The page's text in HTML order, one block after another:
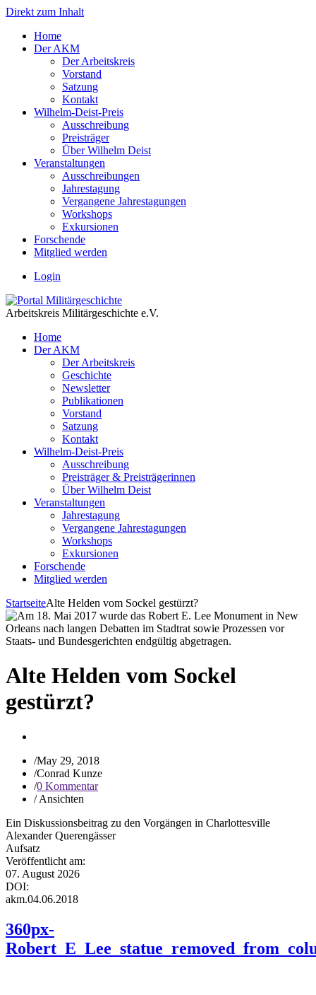
Direkt zum Inhalt
Home
Der AKM
Der Arbeitskreis
Vorstand
Satzung
Kontakt
Wilhelm-Deist-Preis
Ausschreibung
Preisträger
Über Wilhelm Deist
Veranstaltungen
Ausschreibungen
Jahrestagung
Vergangene Jahrestagungen
Workshops
Exkursionen
Forschende
Mitglied werden
Login
Arbeitskreis Militärgeschichte e.V.
Home
Der AKM
Der Arbeitskreis
Geschichte
Newsletter
Publikationen
Vorstand
Satzung
Kontakt
Wilhelm-Deist-Preis
Ausschreibung
Preisträger & Preisträgerinnen
Über Wilhelm Deist
Veranstaltungen
Jahrestagung
Vergangene Jahrestagungen
Workshops
Exkursionen
Forschende
Mitglied werden
StartseiteAlte Helden vom Sockel gestürzt?
Alte Helden vom Sockel
gestürzt?
/May 29, 2018
/Conrad Kunze
/0 Kommentar
/Ansichten
Ein Diskussionsbeitrag zu den Vorgängen in Charlottesville
Alexander Querengässer
Aufsatz
Veröffentlicht am:
07. August 2026
DOI:
akm.04.06.2018
360px-